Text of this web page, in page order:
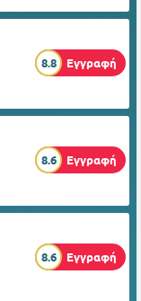
8.8 Εγγραφή
8.6 Εγγραφή
8.6 Εγγραφή